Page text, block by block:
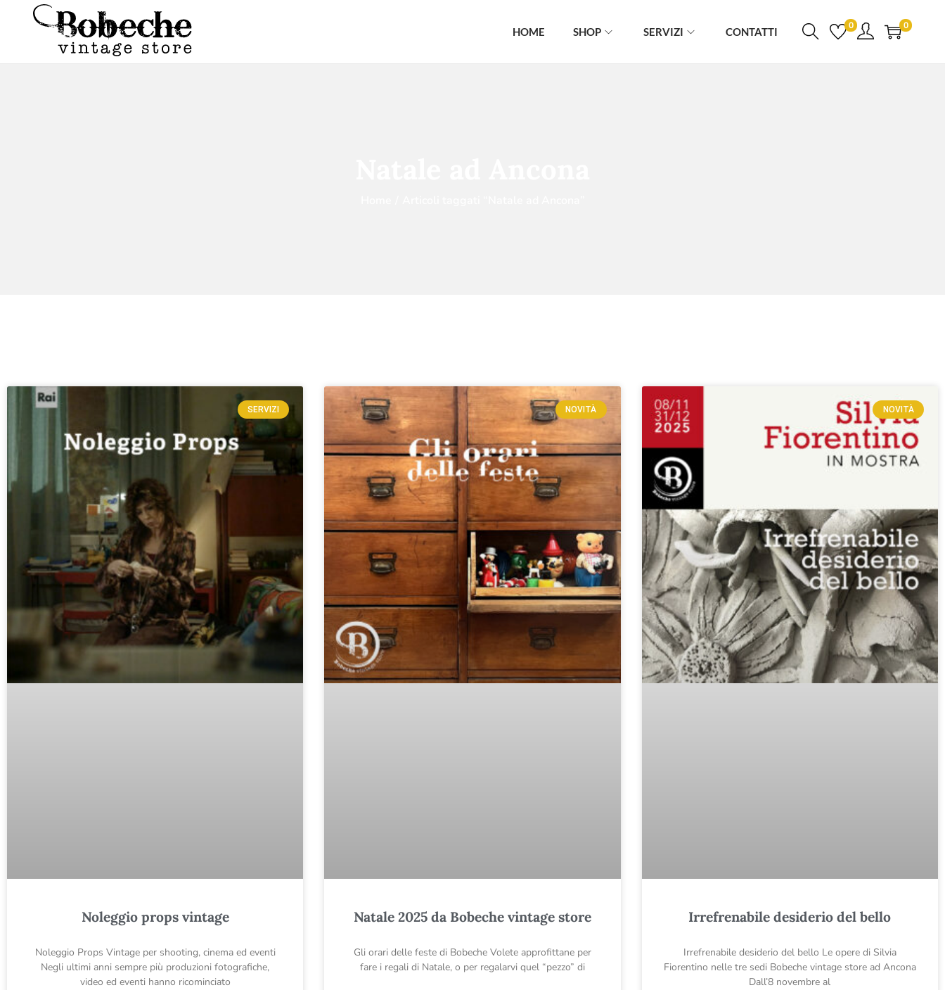
HOME SHOP SERVIZI CONTATTI 0 0
SERVIZI
Noleggio props vintage
Noleggio Props Vintage per shooting, cinema ed eventi
Negli ultimi anni sempre più produzioni fotografiche,
video ed eventi hanno ricominciato
NOVITÀ
Natale 2025 da Bobeche vintage store
Gli orari delle feste di Bobeche Volete approfittane per
fare i regali di Natale, o per regalarvi quel “pezzo” di
NOVITÀ
Irrefrenabile desiderio del bello
Irrefrenabile desiderio del bello Le opere di Silvia
Fiorentino nelle tre sedi Bobeche vintage store ad Ancona
Dall’8 novembre al